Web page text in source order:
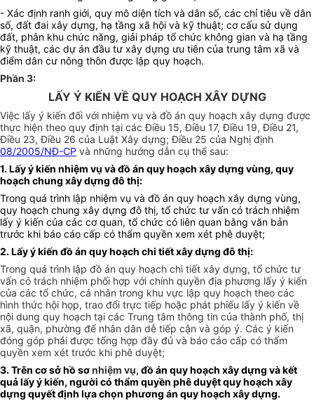
- Xác định ranh giới, quy mô diện tích và dân số, các chỉ tiêu về dân
số, đất đai xây dựng, hạ tầng xã hội và kỹ thuật; cơ cấu sử dụng
đất, phân khu chức năng, giải pháp tổ chức không gian và hạ tầng
kỹ thuật, các dự án đầu tư xây dựng ưu tiên của trung tâm xã và
điểm dân cư nông thôn được lập quy hoạch.
Phần 3:
LẤY Ý KIẾN VỀ QUY HOẠCH XÂY DỰNG
Việc lấy ý kiến đối với nhiệm vụ và đồ án quy hoạch xây dựng được
thực hiện theo quy định tại các Điều 15, Điều 17, Điều 19, Điều 21,
Điều 23, Điều 26 của Luật Xây dựng; Điều 25 của Nghị định
08/2005/NĐ-CP và những hướng dẫn cụ thể sau:
1. Lấy ý kiến nhiệm vụ và đồ án quy hoạch xây dựng vùng, quy
hoạch chung xây dựng đô thị:
Trong quá trình lập nhiệm vụ và đồ án quy hoạch xây dựng vùng,
quy hoạch chung xây dựng đô thị, tổ chức tư vấn có trách nhiệm
lấy ý kiến của các cơ quan, tổ chức có liên quan bằng văn bản
trước khi báo cáo cấp có thẩm quyền xem xét phê duyệt;
2. Lấy ý kiến đồ án quy hoạch chi tiết xây dựng đô thị:
Trong quá trình lập đồ án quy hoạch chi tiết xây dựng, tổ chức tư
vấn có trách nhiệm phối hợp với chính quyền địa phương lấy ý kiến
của các tổ chức, cá nhân trong khu vực lập quy hoạch theo các
hình thức hội họp, trao đổi trực tiếp hoặc phát phiếu lấy ý kiến về
nội dung quy hoạch tại các Trung tâm thông tin của thành phố, thị
xã, quận, phường để nhân dân dễ tiếp cận và góp ý. Các ý kiến
đóng góp phải được tổng hợp đầy đủ và báo cáo cấp có thẩm
quyền xem xét trước khi phê duyệt;
3. Trên cơ sở hồ sơnhiệm vụ, đồ án quy hoạch xây dựng và kết
quả lấy ý kiến, người có thẩm quyền phê duyệt quy hoạch xây
dựng quyết định lựa chọn phương án quy hoạch xây dựng.